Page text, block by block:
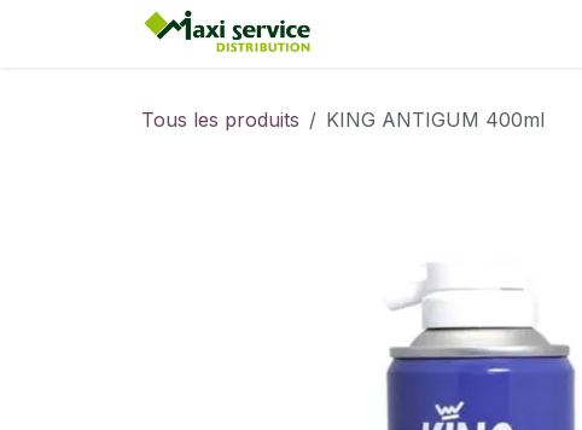
Se rendre au contenu
Tous les produits KING ANTIGUM 400ml